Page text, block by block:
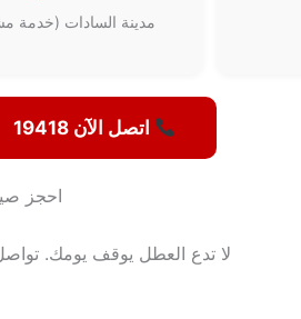
مدينة السادات (خدمة
اتصل الآن 19418
احجز
لا تدع العطل يوقف يومك.